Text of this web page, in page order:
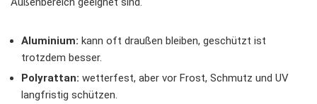
Aluminium: kann oft draußen bleiben, geschützt ist
trotzdem besser.
Polyrattan: wetterfest, aber vor Frost, Schmutz und UV
langfristig schützen.